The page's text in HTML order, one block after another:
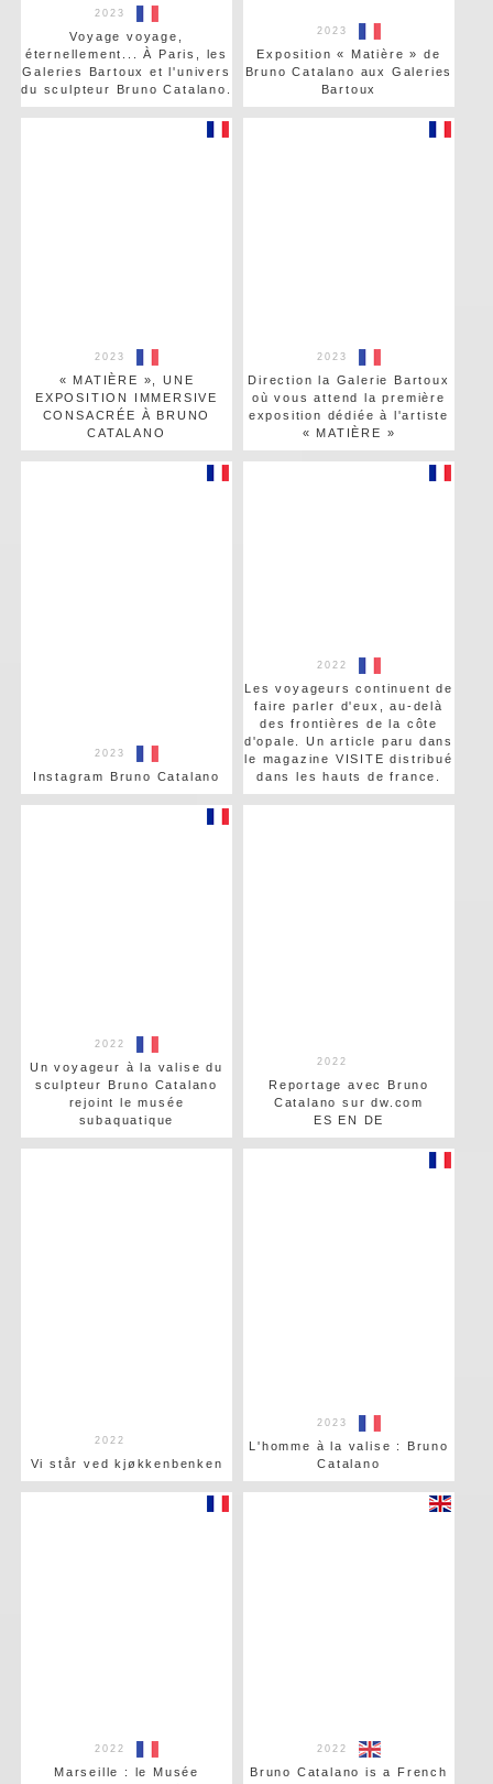
2023
Voyage voyage,
éternellement... À Paris, les
Galeries Bartoux et l'univers
du sculpteur Bruno Catalano.
2023
Exposition « Matière » de
Bruno Catalano aux Galeries
Bartoux
2023
« MATIÈRE », UNE
EXPOSITION IMMERSIVE
CONSACRÉE À BRUNO
CATALANO
2023
Direction la Galerie Bartoux
où vous attend la première
exposition dédiée à l'artiste
« MATIÈRE »
2023
Instagram Bruno Catalano
2022
Les voyageurs continuent de
faire parler d'eux, au-delà
des frontières de la côte
d'opale. Un article paru dans
le magazine VISITE distribué
dans les hauts de france.
2022
Un voyageur à la valise du
sculpteur Bruno Catalano
rejoint le musée
subaquatique
2022
Reportage avec Bruno
Catalano sur dw.com
ES EN DE
2022
Vi står ved kjøkkenbenken
2023
L'homme à la valise : Bruno
Catalano
2022
Marseille : le Musée
2022
Bruno Catalano is a French